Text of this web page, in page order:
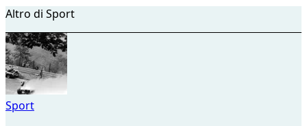
Altro di Sport
Sport